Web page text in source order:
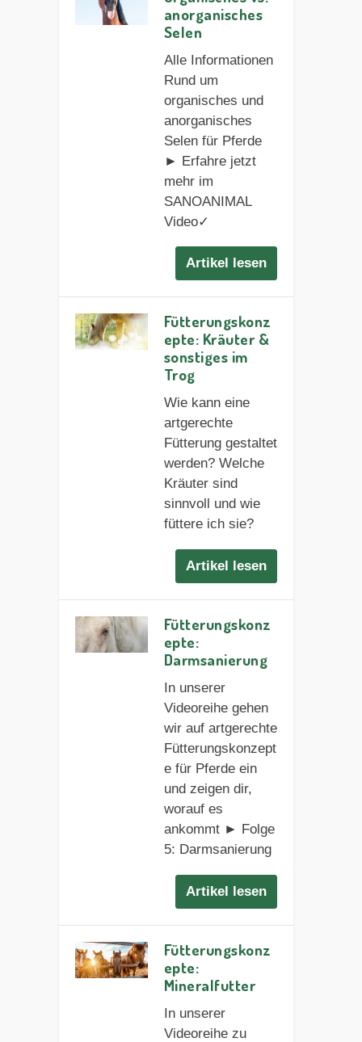
anorganisches
Selen
Alle Informationen
Rund um
organisches und
anorganisches
Selen für Pferde
► Erfahre jetzt
mehr im
SANOANIMAL
Video✓
Artikel lesen
Fütterungskonz
epte: Kräuter &
sonstiges im
Trog
Wie kann eine
artgerechte
Fütterung gestaltet
werden? Welche
Kräuter sind
sinnvoll und wie
füttere ich sie?
Artikel lesen
Fütterungskonz
epte:
Darmsanierung
In unserer
Videoreihe gehen
wir auf artgerechte
Fütterungskonzept
e für Pferde ein
und zeigen dir,
worauf es
ankommt ► Folge
5: Darmsanierung
Artikel lesen
Fütterungskonz
epte:
Mineralfutter
In unserer
Videoreihe zu